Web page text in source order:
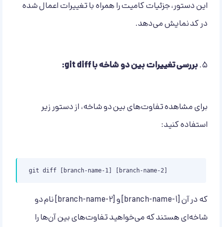
این دستور، جزئیات کامیت را همراه با تغییرات اعمال شده
در کد نمایش می‌دهد.
۵. بررسی تغییرات بین دو شاخه با git diff:
برای مشاهده تفاوت‌های بین دو شاخه، از دستور زیر
استفاده کنید:
git diff [branch-name-1] [branch-name-2]
که در آن [branch-name-1] و [branch-name-2] نام دو
شاخه‌ای هستند که می‌خواهید تفاوت‌های بین آن‌ها را